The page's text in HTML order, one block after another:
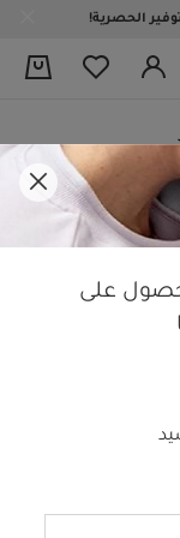
الحصرية!
منتجات الأطفال
على